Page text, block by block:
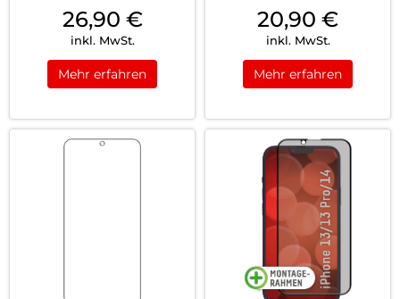
Gen.) T...
26,90 €
inkl. MwSt.
Mehr erfahren
Transparent
20,90 €
inkl. MwSt.
Mehr erfahren